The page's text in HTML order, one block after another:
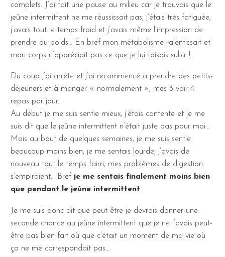
complets. J’ai fait une pause au milieu car je trouvais que le
jeûne intermittent ne me réussissait pas, j’étais très fatiguée,
j’avais tout le temps froid et j’avais même l’impression de
prendre du poids… En bref mon métabolisme ralentissait et
mon corps n’appréciait pas ce que je lui faisais subir !
Du coup j’ai arrêté et j’ai recommencé à prendre des petits-
déjeuners et à manger « normalement », mes 3 voir 4
repas par jour.
Au début je me suis sentie mieux, j’étais contente et je me
suis dit que le jeûne intermittent n’était juste pas pour moi…
Mais au bout de quelques semaines, je me suis sentie
beaucoup moins bien, je me sentais lourde, j’avais de
nouveau tout le temps faim, mes problèmes de digestion
s’empiraient… Bref je me sentais finalement moins bien
que pendant le jeûne intermittent.
Je me suis donc dit que peut-être je devrais donner une
seconde chance au jeûne intermittent que je ne l’avais peut-
être pas bien fait où que c’était un moment de ma vie où
ça ne me correspondait pas…